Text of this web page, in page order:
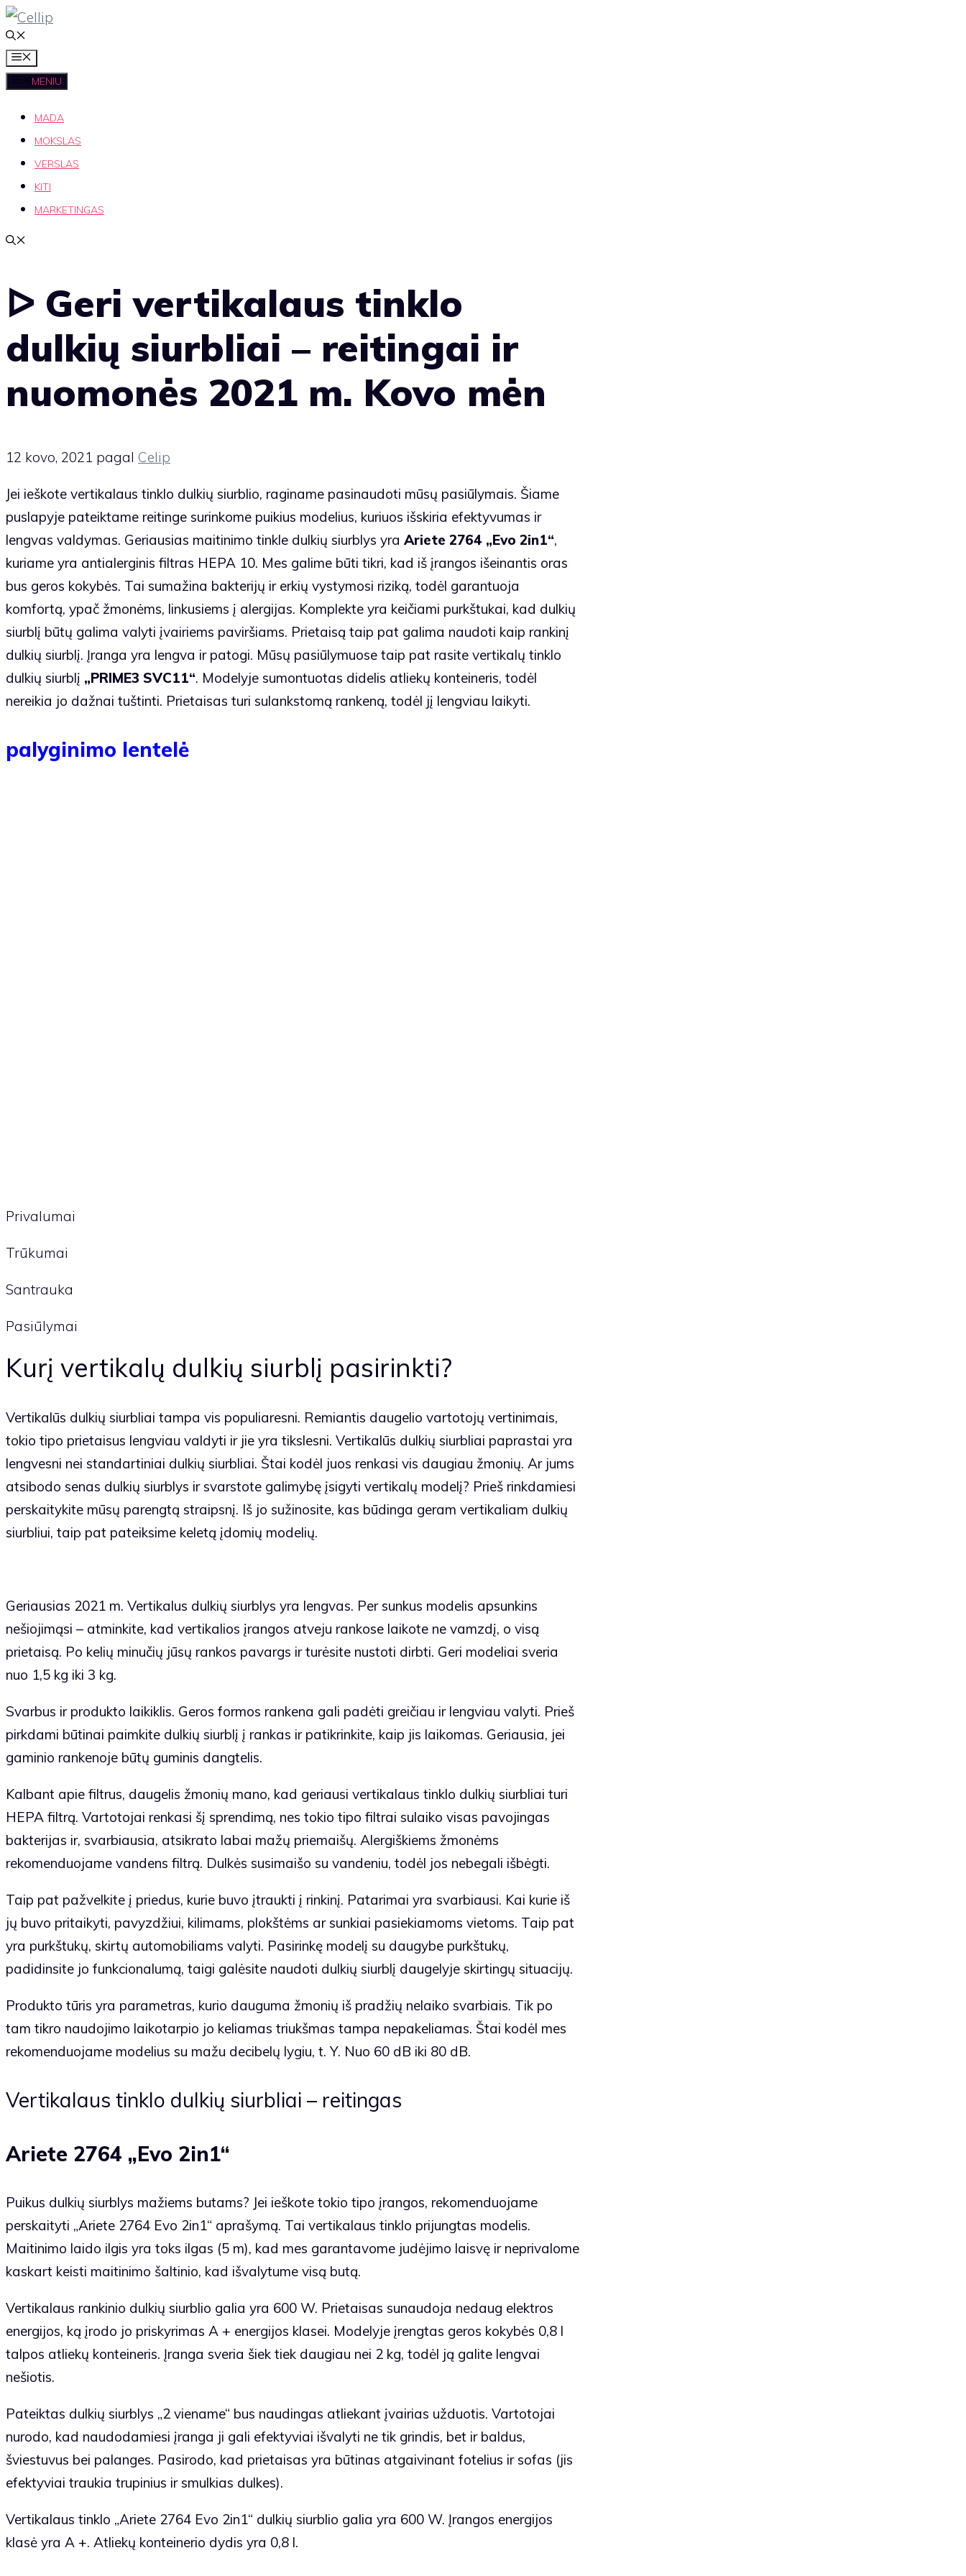
Pereiti
prie
turinio
MENIU
MADA
MOKSLAS
VERSLAS
KITI
MARKETINGAS
ᐅ Geri vertikalaus tinklo
dulkių siurbliai – reitingai ir
nuomonės 2021 m. Kovo mėn
12 kovo, 2021 pagal Celip
Jei ieškote vertikalaus tinklo dulkių siurblio, raginame pasinaudoti mūsų pasiūlymais. Šiame
puslapyje pateiktame reitinge surinkome puikius modelius, kuriuos išskiria efektyvumas ir
lengvas valdymas. Geriausias maitinimo tinkle dulkių siurblys yra Ariete 2764 „Evo 2in1“,
kuriame yra antialerginis filtras HEPA 10. Mes galime būti tikri, kad iš įrangos išeinantis oras
bus geros kokybės. Tai sumažina bakterijų ir erkių vystymosi riziką, todėl garantuoja
komfortą, ypač žmonėms, linkusiems į alergijas. Komplekte yra keičiami purkštukai, kad dulkių
siurblį būtų galima valyti įvairiems paviršiams. Prietaisą taip pat galima naudoti kaip rankinį
dulkių siurblį. Įranga yra lengva ir patogi. Mūsų pasiūlymuose taip pat rasite vertikalų tinklo
dulkių siurblį „PRIME3 SVC11“. Modelyje sumontuotas didelis atliekų konteineris, todėl
nereikia jo dažnai tuštinti. Prietaisas turi sulankstomą rankeną, todėl jį lengviau laikyti.
palyginimo lentelė
Privalumai
Trūkumai
Santrauka
Pasiūlymai
Kurį vertikalų dulkių siurblį pasirinkti?
Vertikalūs dulkių siurbliai tampa vis populiaresni. Remiantis daugelio vartotojų vertinimais,
tokio tipo prietaisus lengviau valdyti ir jie yra tikslesni. Vertikalūs dulkių siurbliai paprastai yra
lengvesni nei standartiniai dulkių siurbliai. Štai kodėl juos renkasi vis daugiau žmonių. Ar jums
atsibodo senas dulkių siurblys ir svarstote galimybę įsigyti vertikalų modelį? Prieš rinkdamiesi
perskaitykite mūsų parengtą straipsnį. Iš jo sužinosite, kas būdinga geram vertikaliam dulkių
siurbliui, taip pat pateiksime keletą įdomių modelių.
Geriausias 2021 m. Vertikalus dulkių siurblys yra lengvas. Per sunkus modelis apsunkins
nešiojimąsi – atminkite, kad vertikalios įrangos atveju rankose laikote ne vamzdį, o visą
prietaisą. Po kelių minučių jūsų rankos pavargs ir turėsite nustoti dirbti. Geri modeliai sveria
nuo 1,5 kg iki 3 kg.
Svarbus ir produkto laikiklis. Geros formos rankena gali padėti greičiau ir lengviau valyti. Prieš
pirkdami būtinai paimkite dulkių siurblį į rankas ir patikrinkite, kaip jis laikomas. Geriausia, jei
gaminio rankenoje būtų guminis dangtelis.
Kalbant apie filtrus, daugelis žmonių mano, kad geriausi vertikalaus tinklo dulkių siurbliai turi
HEPA filtrą. Vartotojai renkasi šį sprendimą, nes tokio tipo filtrai sulaiko visas pavojingas
bakterijas ir, svarbiausia, atsikrato labai mažų priemaišų. Alergiškiems žmonėms
rekomenduojame vandens filtrą. Dulkės susimaišo su vandeniu, todėl jos nebegali išbėgti.
Taip pat pažvelkite į priedus, kurie buvo įtraukti į rinkinį. Patarimai yra svarbiausi. Kai kurie iš
jų buvo pritaikyti, pavyzdžiui, kilimams, plokštėms ar sunkiai pasiekiamoms vietoms. Taip pat
yra purkštukų, skirtų automobiliams valyti. Pasirinkę modelį su daugybe purkštukų,
padidinsite jo funkcionalumą, taigi galėsite naudoti dulkių siurblį daugelyje skirtingų situacijų.
Produkto tūris yra parametras, kurio dauguma žmonių iš pradžių nelaiko svarbiais. Tik po
tam tikro naudojimo laikotarpio jo keliamas triukšmas tampa nepakeliamas. Štai kodėl mes
rekomenduojame modelius su mažu decibelų lygiu, t. Y. Nuo 60 dB iki 80 dB.
Vertikalaus tinklo dulkių siurbliai – reitingas
Ariete 2764 „Evo 2in1“
Puikus dulkių siurblys mažiems butams? Jei ieškote tokio tipo įrangos, rekomenduojame
perskaityti „Ariete 2764 Evo 2in1“ aprašymą. Tai vertikalaus tinklo prijungtas modelis.
Maitinimo laido ilgis yra toks ilgas (5 m), kad mes garantavome judėjimo laisvę ir neprivalome
kaskart keisti maitinimo šaltinio, kad išvalytume visą butą.
Vertikalaus rankinio dulkių siurblio galia yra 600 W. Prietaisas sunaudoja nedaug elektros
energijos, ką įrodo jo priskyrimas A + energijos klasei. Modelyje įrengtas geros kokybės 0,8 l
talpos atliekų konteineris. Įranga sveria šiek tiek daugiau nei 2 kg, todėl ją galite lengvai
nešiotis.
Pateiktas dulkių siurblys „2 viename“ bus naudingas atliekant įvairias užduotis. Vartotojai
nurodo, kad naudodamiesi įranga ji gali efektyviai išvalyti ne tik grindis, bet ir baldus,
šviestuvus bei palanges. Pasirodo, kad prietaisas yra būtinas atgaivinant fotelius ir sofas (jis
efektyviai traukia trupinius ir smulkias dulkes).
Vertikalaus tinklo „Ariete 2764 Evo 2in1“ dulkių siurblio galia yra 600 W. Įrangos energijos
klasė yra A +. Atliekų konteinerio dydis yra 0,8 l.